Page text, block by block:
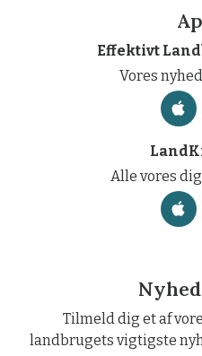
Effektivt
Vores
Alle vores
Tilmeld dig et af
landbrugets vigtigste